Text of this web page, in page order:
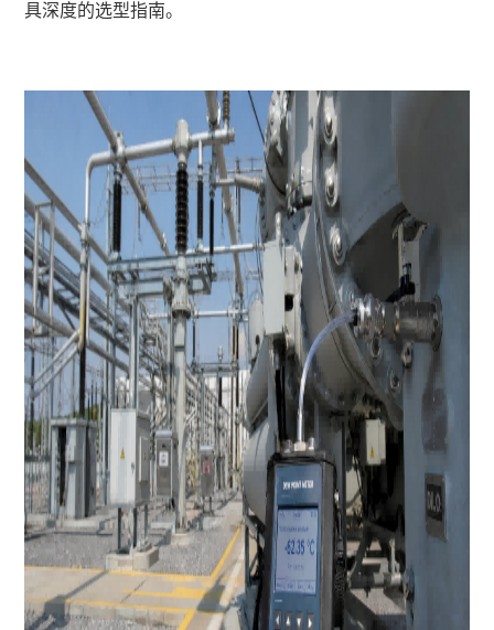
具深度的选型指南。